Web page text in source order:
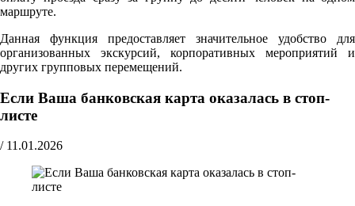
маршруте.
Данная функция предоставляет значительное удобство для
организованных экскурсий, корпоративных мероприятий и
других групповых перемещений.
Если Ваша банковская карта оказалась в стоп-
листе
/ 11.01.2026